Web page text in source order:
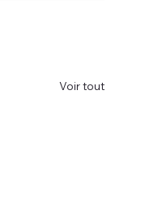
Voir tout